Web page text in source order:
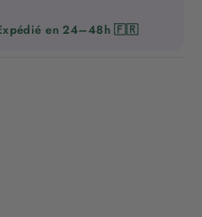
en 24–48h 🇫🇷